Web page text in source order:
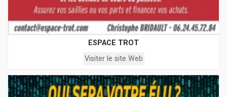
ESPACE TROT
Visiter le site Web